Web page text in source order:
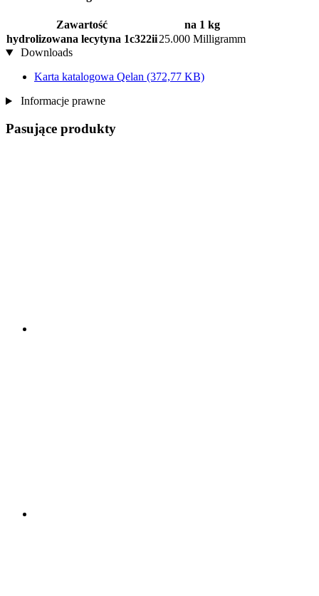
Zawartość
na 1 kg
hydrolizowana lecytyna 1c322ii25.000 Milligramm
Downloads
Karta katalogowa Qelan (372,77 KB)
Informacje prawne
Pasujące produkty